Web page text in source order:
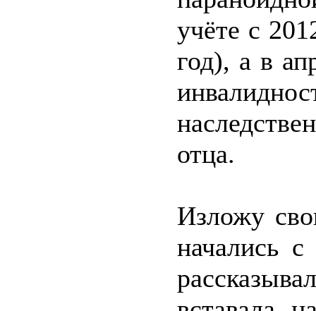
учёте с
год), а в
отца.
Изложу
начались